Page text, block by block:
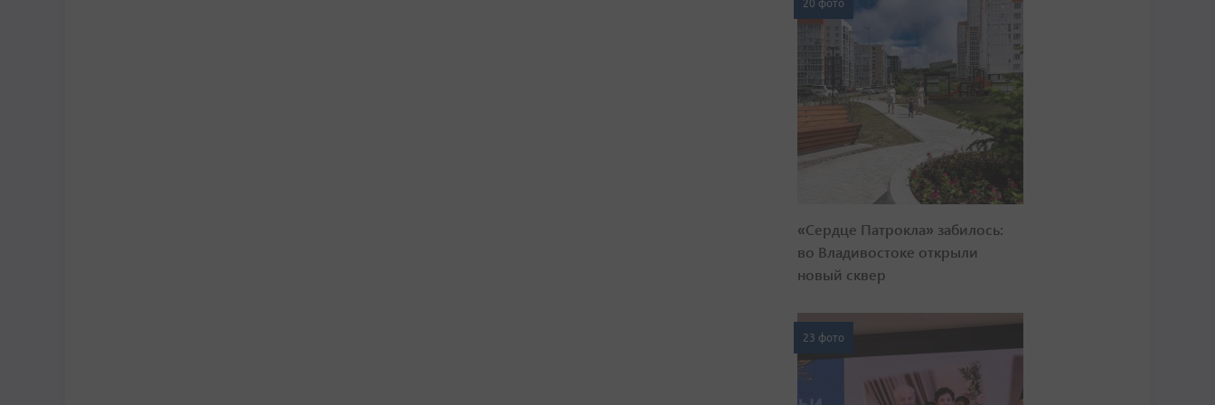
20 фото
«Сердце Патрокла» забилось:
во Владивостоке открыли
новый сквер
23 фото